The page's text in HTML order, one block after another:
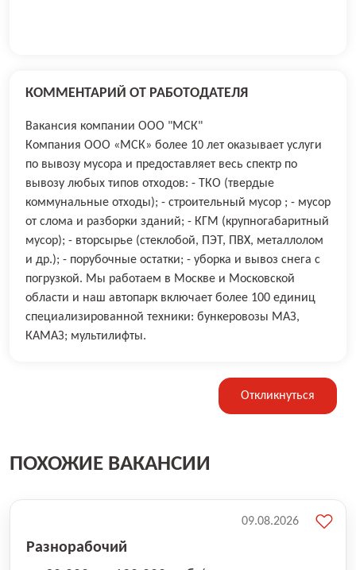
КОММЕНТАРИЙ ОТ РАБОТОДАТЕЛЯ
Вакансия компании ООО "МСК"
Компания ООО «МСК» более 10 лет оказывает услуги
по вывозу мусора и предоставляет весь спектр по
вывозу любых типов отходов: - ТКО (твердые
коммунальные отходы); - строительный мусор ; - мусор
от слома и разборки зданий; - КГМ (крупногабаритный
мусор); - вторсырье (стеклобой, ПЭТ, ПВХ, металлолом
и др.); - порубочные остатки; - уборка и вывоз снега с
погрузкой. Мы работаем в Москве и Московской
области и наш автопарк включает более 100 единиц
специализированной техники: бункеровозы МАЗ,
КАМАЗ; мультилифты.
Откликнуться
ПОХОЖИЕ ВАКАНСИИ
Разнорабочий
09.08.2026